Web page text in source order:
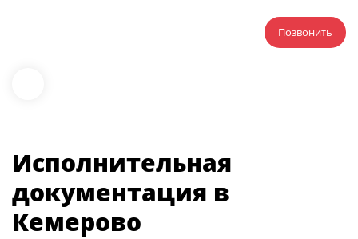
Позвонить
Исполнительная
документация в
Кемерово